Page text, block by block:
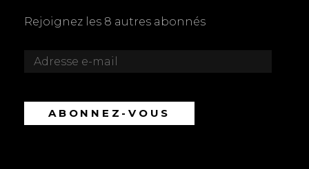
Rejoignez les 8 autres abonnés
Adresse
ABONNEZ-VOUS